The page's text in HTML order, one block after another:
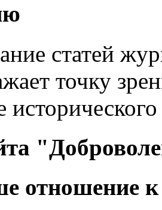
статей
точку
отношение